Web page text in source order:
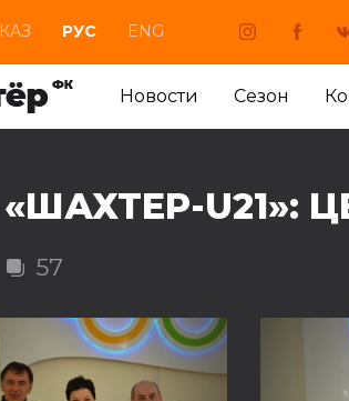
КАЗ РУС ENG
Новости Сезон
«ШАХТЕР-U21»:
57